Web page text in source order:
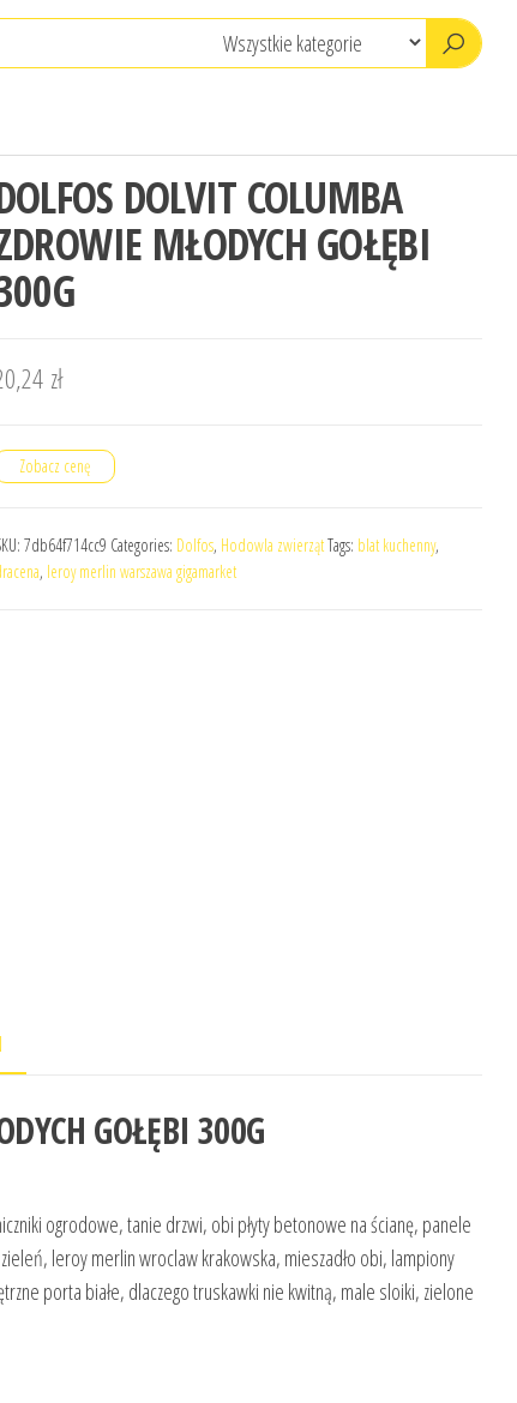
DOLVIT COLUMBA
MŁODYCH GOŁĘBI
zł
Zobacz cenę
7db64f714cc9 Categories: Dolfos, Hodowla zwierzątTags: blat kuchenny,
, leroy merlin warszawa gigamarket
GOŁĘBI 300G
ogrodowe, tanie drzwi, obi płyty betonowe na ścianę, panele
leroy merlin wroclaw krakowska, mieszadło obi, lampiony
porta białe, dlaczego truskawki nie kwitną, male sloiki, zielone